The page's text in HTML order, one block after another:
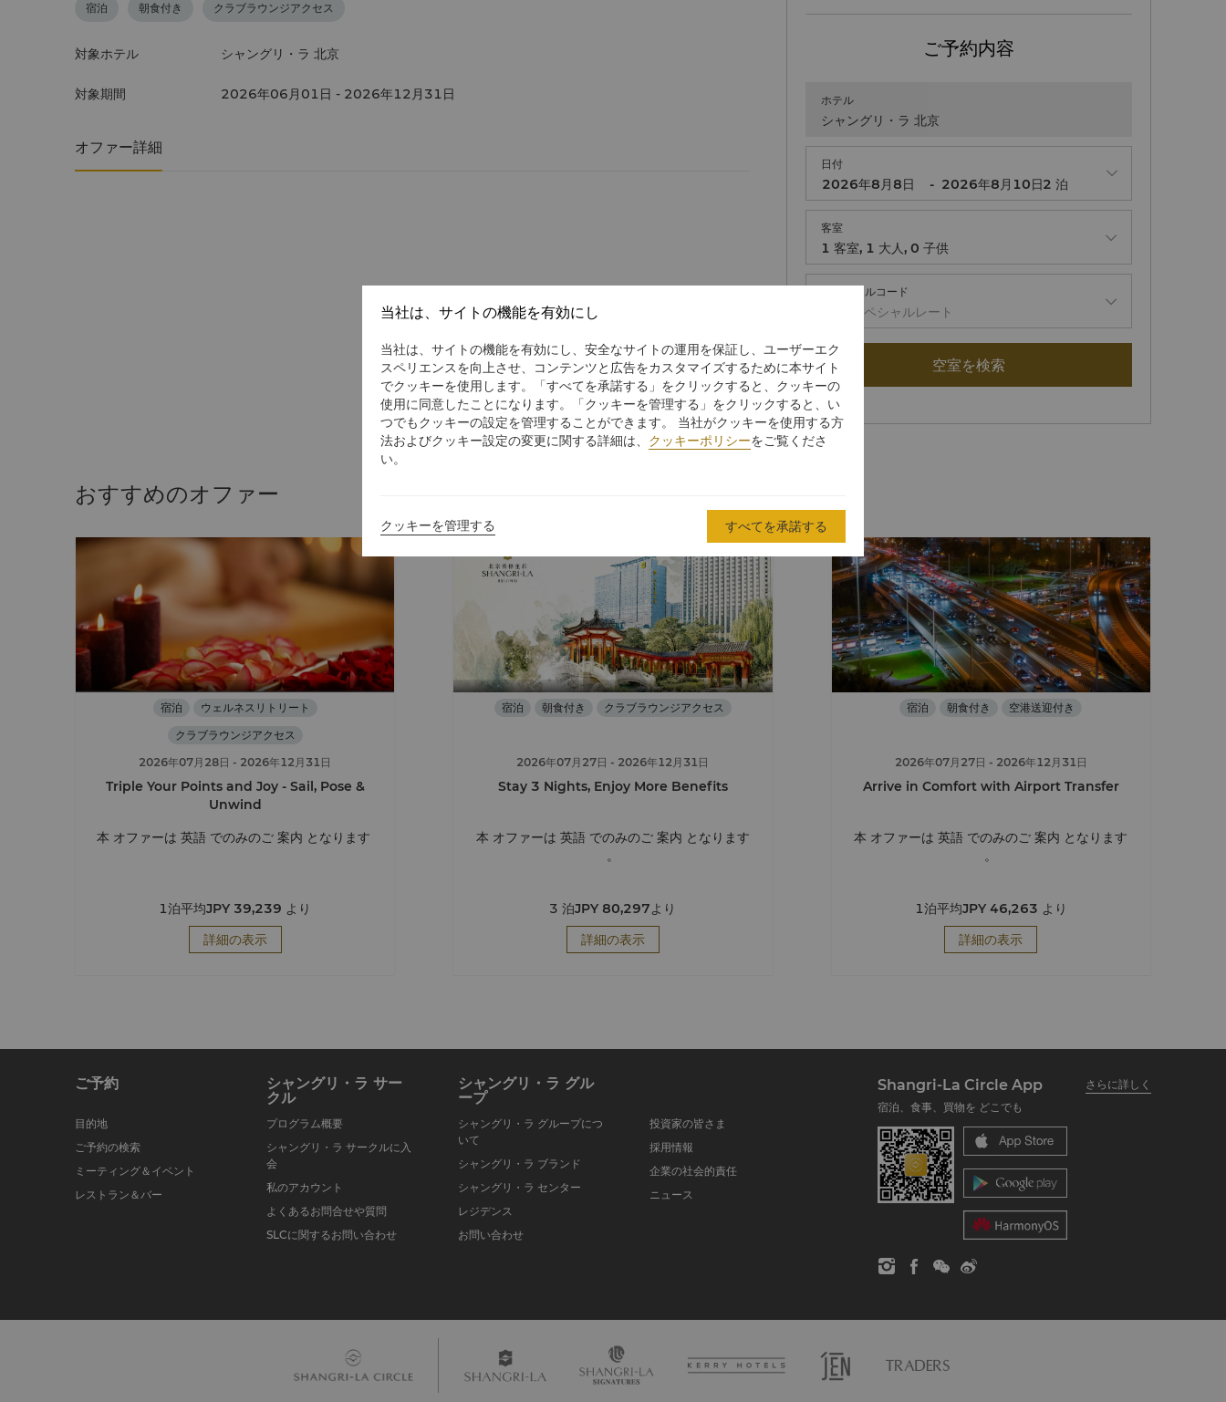
宿泊 朝食付き クラブラウンジアクセス
対象ホテル シャングリ・ラ 北京
対象期間 2026年06月01日 - 2026年12月31日
オファー詳細
ご予約内容
ホテル
シャングリ・ラ 北京
日付
- 2 泊
客室
1 客室, 1 大人, 0 子供
スペシャルコード
法人/スペシャルレート
空室を検索
おすすめのオファー
宿泊
ウェルネスリトリート
クラブラウンジアクセス
2026年07月28日 - 2026年12月31日
Triple Your Points and Joy - Sail, Pose &
Unwind
本 オファーは 英語 でのみのご 案内 となります
1泊平均JPY 39,239 より
詳細の表示
宿泊 朝食付き クラブラウンジアクセス
2026年07月27日 - 2026年12月31日
Stay 3 Nights, Enjoy More Benefits
本 オファーは 英語 でのみのご 案内 となります
。
3 泊JPY 80,297より
詳細の表示
宿泊 朝食付き 空港送迎付き
2026年07月27日 - 2026年12月31日
Arrive in Comfort with Airport Transfer
本 オファーは 英語 でのみのご 案内 となります
。
1泊平均JPY 46,263 より
詳細の表示
ご予約
目的地
ご予約の検索
ミーティング＆イベント
レストラン＆バー
シャングリ・ラ サー
クル
プログラム概要
シャングリ・ラ サークルに入
会
私のアカウント
よくあるお問合せや質問
SLCに関するお問い合わせ
シャングリ・ラ グル
ープ
シャングリ・ラ グループにつ
いて
シャングリ・ラ ブランド
シャングリ・ラ センター
レジデンス
お問い合わせ
投資家の皆さま
採用情報
企業の社会的責任
ニュース
Shangri-La Circle App
さらに詳しく
宿泊、食事、買物を どこでも
当社は、サイトの機能を有効にし
当社は、サイトの機能を有効にし、安全なサイトの運用を保証し、ユーザーエク
スペリエンスを向上させ、コンテンツと広告をカスタマイズするために本サイト
でクッキーを使用します。「すべてを承諾する」をクリックすると、クッキーの
使用に同意したことになります。「クッキーを管理する」をクリックすると、い
つでもクッキーの設定を管理することができます。 当社がクッキーを使用する方
法およびクッキー設定の変更に関する詳細は、 クッキーポリシーをご覧くださ
い。
クッキーを管理する すべてを承諾する